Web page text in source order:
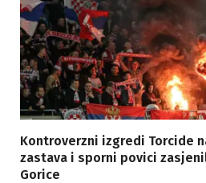
Kontroverzni izgredi Torcide
zastava i sporni povici
Gorice